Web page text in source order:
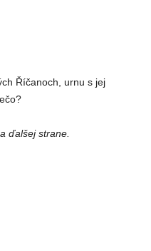
Říčanoch, urnu s jej
ďalšej strane.